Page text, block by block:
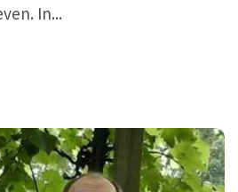
In...